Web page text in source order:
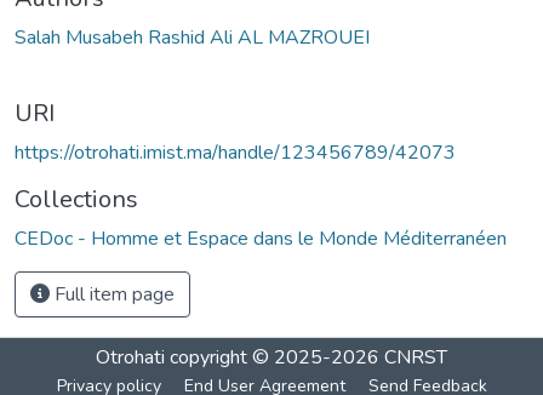
Salah Musabeh Rashid Ali AL MAZROUEI
URI
https://otrohati.imist.ma/handle/123456789/42073
Collections
CEDoc - Homme et Espace dans le Monde Méditerranéen
Full item page
Otrohati copyright © 2025-2026 CNRST
Privacy policy End User Agreement Send Feedback